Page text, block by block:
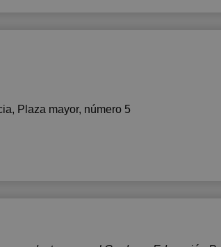
Plaza mayor, número 5